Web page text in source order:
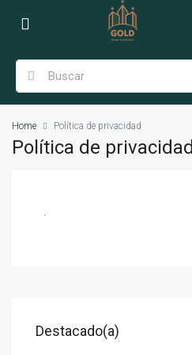
Home Política de privacidad
Política de privacidad
.
Destacado(a)